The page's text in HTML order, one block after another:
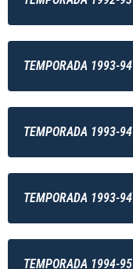
TEMPORADA 1993-94
TEMPORADA 1993-94
TEMPORADA 1993-94
TEMPORADA 1994-95